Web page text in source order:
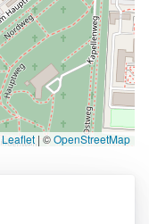
Leaflet | ©OpenStreetMap